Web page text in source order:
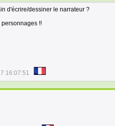
d'écrire/dessiner le narrateur ?
!!
16:07:51